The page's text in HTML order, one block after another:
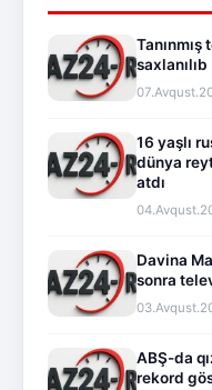
saxlanılıb
16 yaşlı
dünya
atdı
Davina
sonra
ABŞ-da
rekord